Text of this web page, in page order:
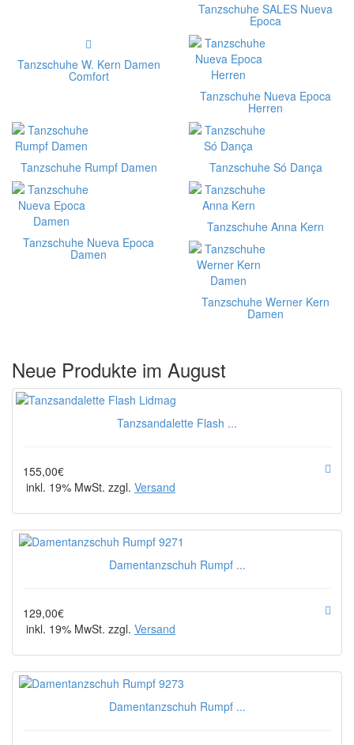
Tanzschuhe SALES Nueva
Epoca
Tanzschuhe W. Kern Damen
Comfort
Tanzschuhe Nueva Epoca
Herren
Tanzschuhe Rumpf Damen Tanzschuhe Só Dança
Tanzschuhe Nueva Epoca
Damen
Tanzschuhe Anna Kern
Tanzschuhe Werner Kern
Damen
Neue Produkte im August
Tanzsandalette Flash ...
155,00€
inkl. 19% MwSt. zzgl. Versand
Damentanzschuh Rumpf ...
129,00€
inkl. 19% MwSt. zzgl. Versand
Damentanzschuh Rumpf ...